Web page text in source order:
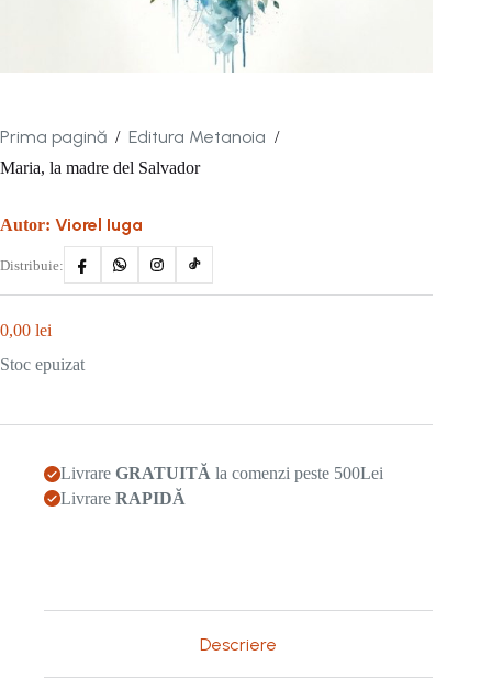
Prima pagină / Editura Metanoia /
Maria, la madre del Salvador
Autor: Viorel Iuga
Distribuie:
0,00 lei
Stoc epuizat
Livrare GRATUITĂ la comenzi peste 500Lei
Livrare RAPIDĂ
Descriere